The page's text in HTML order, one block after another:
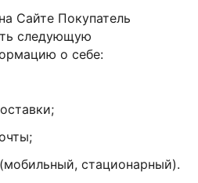
Сайте Покупатель
следующую
о себе:
стационарный).